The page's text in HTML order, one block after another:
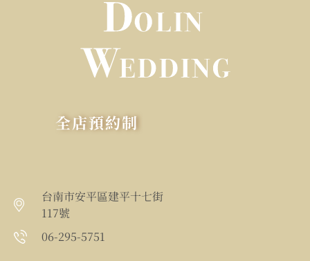
全店預約制
台南市安平區建平十七街
117號
06-295-5751